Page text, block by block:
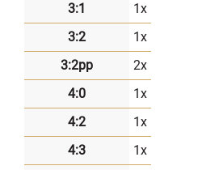
3:1
1x
3:2
1x
3:2pp
2x
4:0
1x
4:2
1x
4:3
1x